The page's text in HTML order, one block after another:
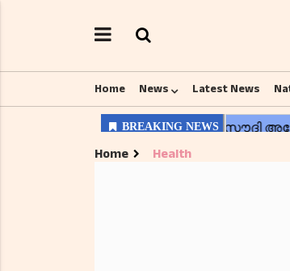
Home News Latest News
Home Health